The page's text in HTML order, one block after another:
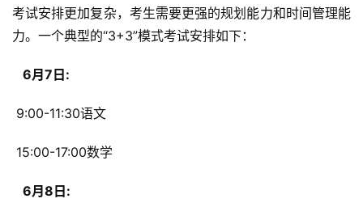
考试安排更加复杂，考生需要更强的规划能力和时间管理能
力。一个典型的“3+3”模式考试安排如下：
  6月7日:
9:00-11:30语文
15:00-17:00数学
  6月8日: